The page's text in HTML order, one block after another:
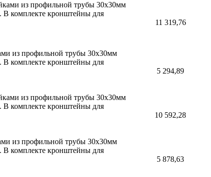
из профильной трубы 30х30мм
В комплекте кронштейны для
11 319,76
из профильной трубы 30х30мм
В комплекте кронштейны для
5 294,89
из профильной трубы 30х30мм
В комплекте кронштейны для
10 592,28
из профильной трубы 30х30мм
В комплекте кронштейны для
5 878,63